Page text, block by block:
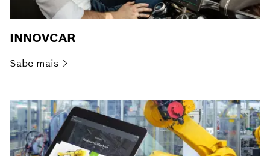
INNOVCAR
Sabe mais